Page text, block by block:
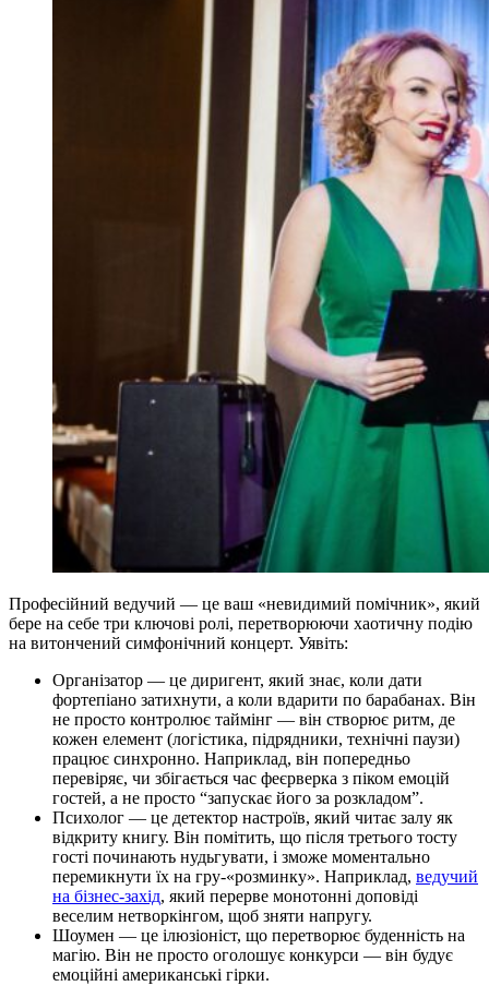
Професійний ведучий — це ваш «невидимий помічник», який
бере на себе три ключові ролі, перетворюючи хаотичну подію
на витончений симфонічний концерт. Уявіть:
Організатор — це диригент, який знає, коли дати
фортепіано затихнути, а коли вдарити по барабанах. Він
не просто контролює таймінг — він створює ритм, де
кожен елемент (логістика, підрядники, технічні паузи)
працює синхронно. Наприклад, він попередньо
перевіряє, чи збігається час феєрверка з піком емоцій
гостей, а не просто “запускає його за розкладом”.
Психолог — це детектор настроїв, який читає залу як
відкриту книгу. Він помітить, що після третього тосту
гості починають нудьгувати, і зможе моментально
перемикнути їх на гру-«розминку». Наприклад, ведучий
на бізнес-захід, який перерве монотонні доповіді
веселим нетворкінгом, щоб зняти напругу.
Шоумен — це ілюзіоніст, що перетворює буденність на
магію. Він не просто оголошує конкурси — він будує
емоційні американські гірки.